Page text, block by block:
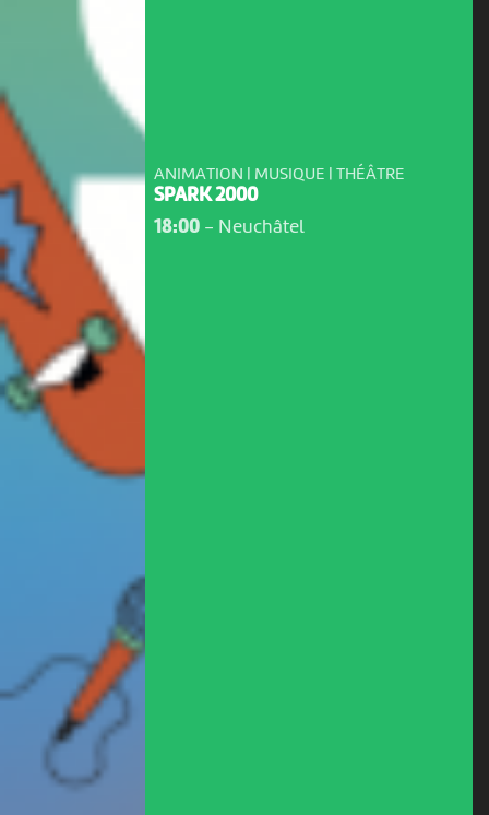
ANIMATION | MUSIQUE | THÉÂTRE
SPARK 2000
18:00- Neuchâtel